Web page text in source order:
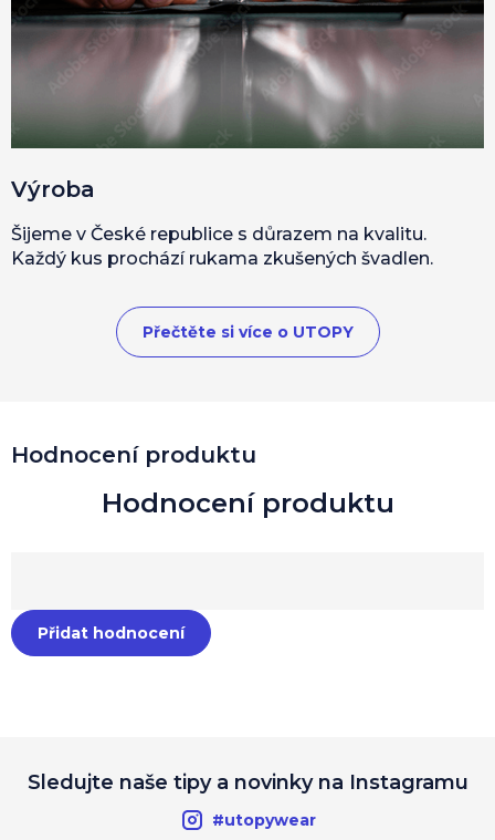
Hodnocení produktu
Přidat hodnocení
Výroba
Šijeme v České republice s důrazem na kvalitu.
Každý kus prochází rukama zkušených švadlen.
Přečtěte si více o UTOPY
Sledujte naše tipy a novinky na Instagramu
#utopywear